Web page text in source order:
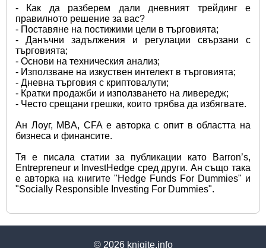
- Как да разберем дали дневният трейдинг е
правилното решение за вас?
- Поставяне на постижими цели в търговията;
- Данъчни задължения и регулации свързани с
търговията;
- Основи на техническия анализ;
- Използване на изкуствен интелект в търговията;
- Дневна търговия с криптовалути;
- Кратки продажби и използването на ливередж;
- Често срещани грешки, които трябва да избягвате.
Ан Лоуг, MBA, CFA е авторка с опит в областта на
бизнеса и финансите.
Тя е писала статии за публикации като Barron’s,
Entrepreneur и InvestHedge сред други. Ан също така
е авторка на книгите "Hedge Funds For Dummies" и
"Socially Responsible Investing For Dummies".
© 2026 knigite.info